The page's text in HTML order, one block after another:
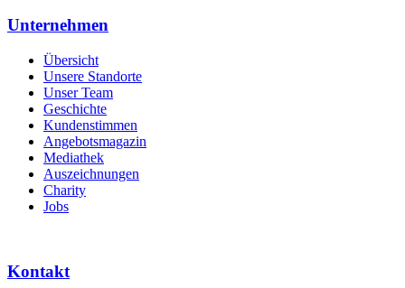
Unternehmen
Übersicht
Unsere Standorte
Unser Team
Geschichte
Kundenstimmen
Angebotsmagazin
Mediathek
Auszeichnungen
Charity
Jobs
Kontakt